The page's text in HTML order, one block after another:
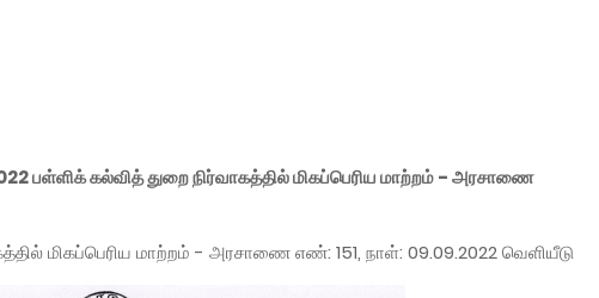
பள்ளிக் கல்வித் துறை நிர்வாகத்தில் மிகப்பெரிய மாற்றம் - அரசாணை
மிகப்பெரிய மாற்றம் - அரசாணை எண்: 151, நாள்: 09.09.2022 வெளியீடு